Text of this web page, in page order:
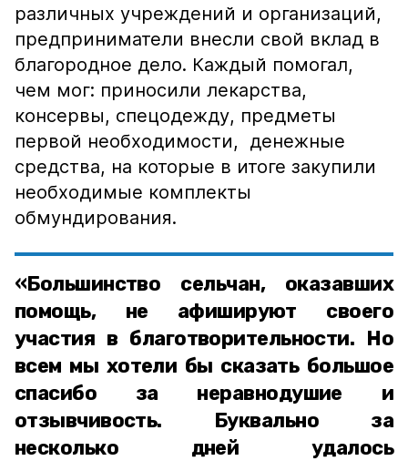
различных учреждений и организаций,
предприниматели внесли свой вклад в
благородное дело. Каждый помогал,
чем мог: приносили лекарства,
консервы, спецодежду, предметы
первой необходимости, денежные
средства, на которые в итоге закупили
необходимые комплекты
обмундирования.
«Большинство сельчан, оказавших
помощь, не афишируют своего
участия в благотворительности. Но
всем мы хотели бы сказать большое
спасибо за неравнодушие и
отзывчивость. Буквально за
несколько дней удалось